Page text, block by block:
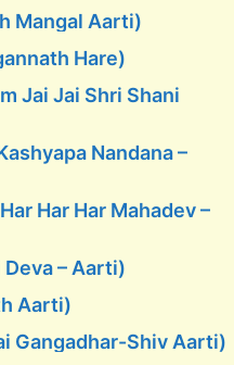
Mangal Aarti)
Hare)
Jai Jai Shri Shani
Nandana –
Har Har Har Mahadev –
Deva – Aarti)
Aarti)
Gangadhar-Shiv Aarti)